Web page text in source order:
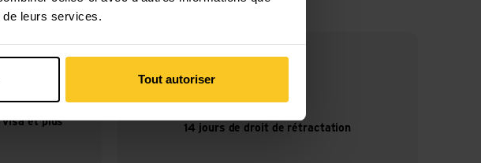
leurs services.
Tout autoriser
et plus
14 jours de droit de rétractation